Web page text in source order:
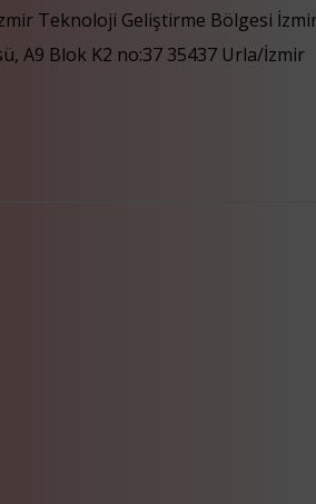
Teknoloji Geliştirme Bölgesi
A9 Blok K2 no:37 35437 Urla/İzmir